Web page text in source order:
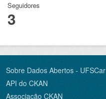
Seguidores
3
Sobre Dados Abertos - UFSCar
API do CKAN
Associação CKAN